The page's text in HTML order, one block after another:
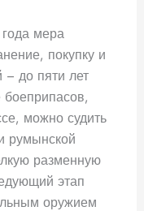
мера
покупку и
– до пяти лет
можно судить
румынской
разменную
этап
оружием